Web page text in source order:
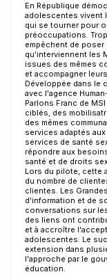
En République
adolescentes vivent
qui se tourner pour
préoccupations.
empêchent de
qu'interviennent les
issues des mêmes
et accompagner
Développée dans le
avec l'agence
Parlons Franc de
ciblés, des
des mêmes
services adaptés
services de santé
répondre aux
santé et de droits
Lors du pilote, cette
du nombre de
clientes. Les
d'information et de
conversations sur
des liens ont
et à accroître
adolescentes. Le
extension dans
l'approche par le
éducation.